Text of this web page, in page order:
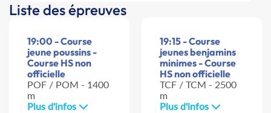
Liste des épreuves
19:00 - Course
jeune poussins -
Course HS non
officielle
POF / POM - 1400
m
Plus d'infos
19:15 - Course
jeunes benjamins
minimes - Course
HS non officielle
TCF / TCM - 2500
m
Plus d'infos